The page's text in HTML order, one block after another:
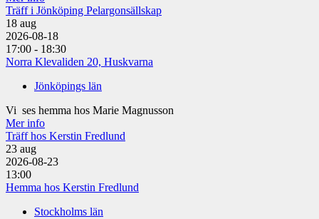
Träff i Jönköping Pelargonsällskap
18 aug
2026-08-18
17:00 - 18:30
Norra Klevaliden 20, Huskvarna
Jönköpings län
Vi ses hemma hos Marie Magnusson
Mer info
Träff hos Kerstin Fredlund
23 aug
2026-08-23
13:00
Hemma hos Kerstin Fredlund
Stockholms län